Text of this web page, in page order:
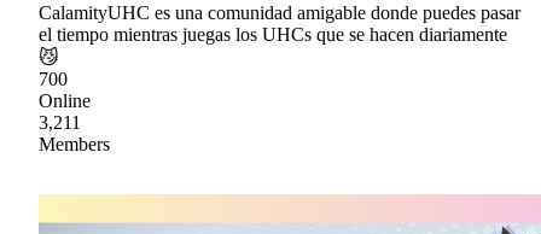
CalamityUHC es una comunidad amigable donde puedes pasar
el tiempo mientras juegas los UHCs que se hacen diariamente
😼
700
Online
3,211
Members